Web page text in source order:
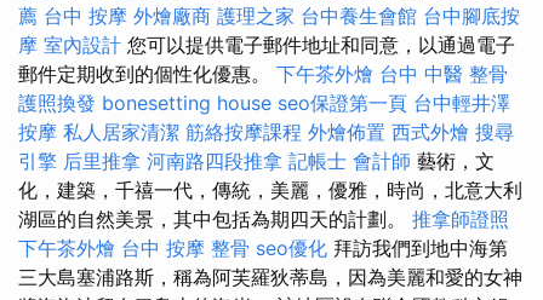
薦 台中 按摩 外燴廠商 護理之家 台中養生會館 台中腳底按
摩 室內設計 您可以提供電子郵件地址和同意，以通過電子
郵件定期收到的個性化優惠。 下午茶外燴 台中 中醫 整骨
護照換發 bonesetting house seo保證第一頁 台中輕井澤
按摩 私人居家清潔 筋絡按摩課程 外燴佈置 西式外燴 搜尋
引擎 后里推拿 河南路四段推拿 記帳士 會計師 藝術，文
化，建築，千禧一代，傳統，美麗，優雅，時尚，北意大利
湖區的自然美景，其中包括為期四天的計劃。 推拿師證照
下午茶外燴 台中 按摩 整骨 seo優化 拜訪我們到地中海第
三大島塞浦路斯，稱為阿芙羅狄蒂島，因為美麗和愛的女神